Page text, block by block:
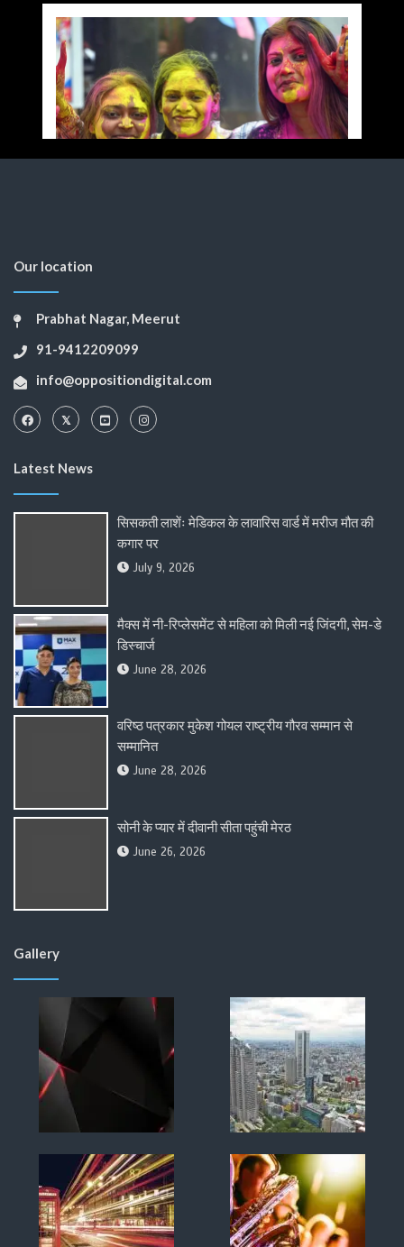
Our location
Prabhat Nagar, Meerut
91-9412209099
info@oppositiondigital.com
Latest News
सिसकती लाशेंः मेडिकल के लावारिस वार्ड में मरीज मौत की
कगार पर
July 9, 2026
मैक्स में नी-रिप्लेसमेंट से महिला को मिली नई जिंदगी, सेम-डे
डिस्चार्ज
June 28, 2026
वरिष्ठ पत्रकार मुकेश गोयल राष्ट्रीय गौरव सम्मान से
सम्मानित
June 28, 2026
सोनी के प्यार में दीवानी सीता पहुंची मेरठ
June 26, 2026
Gallery